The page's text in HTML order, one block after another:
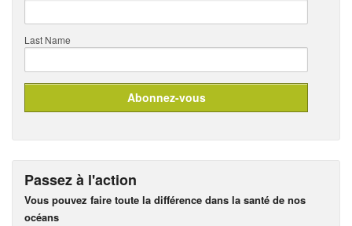
Last Name
Passez à l'action
Vous pouvez faire toute la différence dans la santé de nos
océans